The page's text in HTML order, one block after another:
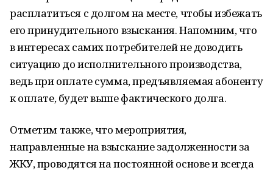
расплатиться с долгом на месте, чтобы избежать
его принудительного взыскания. Напомним, что
в интересах самих потребителей не доводить
ситуацию до исполнительного производства,
ведь при оплате сумма, предъявляемая абоненту
к оплате, будет выше фактического долга.
Отметим также, что мероприятия,
направленные на взыскание задолженности за
ЖКУ, проводятся на постоянной основе и всегда